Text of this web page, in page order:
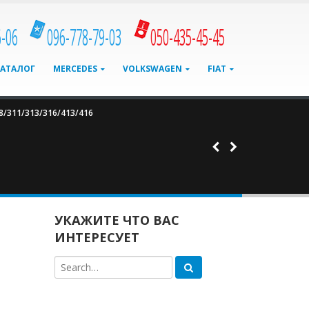
096-778-79-03 050-435-45-45
MERCEDES VOLKSWAGEN FIAT
311/313/316/413/416
УКАЖИТЕ ЧТО ВАС
ИНТЕРЕСУЕТ